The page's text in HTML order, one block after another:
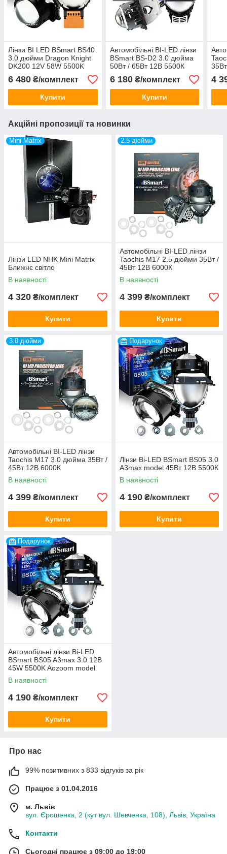
Лінзи BI LED BSmart BS40
3.0 дюйми Dragon Knight
DK200 12V 58W 5500K
6 480 ₴/комплект
Купити
Автомобільні BI-LED лінзи
BSmart BS-D2 3.0 дюйма
50Вт / 65Вт 12В 5500К
6 180₴/комплект
Купити
4
Акційні пропозиції та новинки
Mini Matrix
Лінзи LED NHK Mini Matrix
Ближнє світло
В наявності
4 320 ₴/комплект
Купити
2.5 дюйми
Автомобільні BI-LED лінзи
Taochis M17 2.5 дюйми 35Вт /
45Вт 12В 6000К
В наявності
4 399 ₴/комплект
Купити
3.0 дюйми
Автомобільні BI-LED лінзи
Taochis M17 3.0 дюйма 35Вт /
45Вт 12В 6000К
В наявності
4 399 ₴/комплект
Купити
Подарунок
Лінзи Bi-LED BSmart BS05 3.0
A3max model 45Вт 12В 5500К
В наявності
4 190 ₴/комплект
Купити
Подарунок
Автомобільні лінзи Bi-LED
BSmart BS05 A3max 3.0 12В
45W 5500K Aozoom model
В наявності
4 190 ₴/комплект
Купити
Про нас
99% позитивних з 833 відгуків за рік
Працює з 01.04.2016
м. Львів
вул. Єрошенка, 2 (кут вул. Шевченка, 108), Львів, Україна
Контакти
Сьогодні працює з 09:00 до 19:00